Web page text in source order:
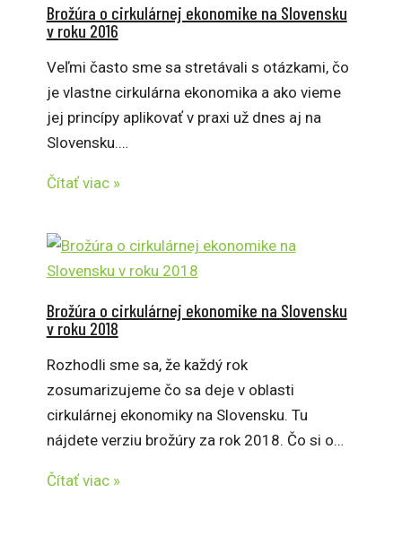
Brožúra o cirkulárnej ekonomike na Slovensku
v roku 2016
Veľmi často sme sa stretávali s otázkami, čo
je vlastne cirkulárna ekonomika a ako vieme
jej princípy aplikovať v praxi už dnes aj na
Slovensku.…
Čítať viac »
Brožúra o cirkulárnej ekonomike na Slovensku
v roku 2018
Rozhodli sme sa, že každý rok
zosumarizujeme čo sa deje v oblasti
cirkulárnej ekonomiky na Slovensku. Tu
nájdete verziu brožúry za rok 2018. Čo si o…
Čítať viac »